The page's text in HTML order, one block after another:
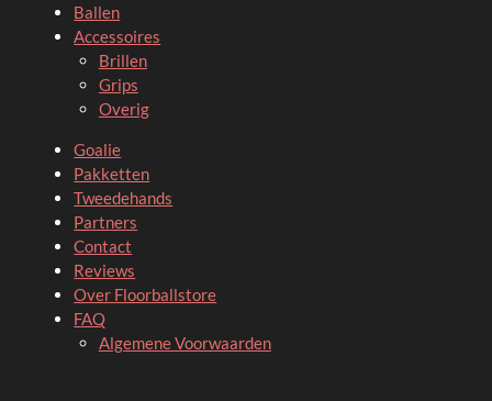
Ballen
Accessoires
Brillen
Grips
Overig
Goalie
Pakketten
Tweedehands
Partners
Contact
Reviews
Over Floorballstore
FAQ
Algemene Voorwaarden